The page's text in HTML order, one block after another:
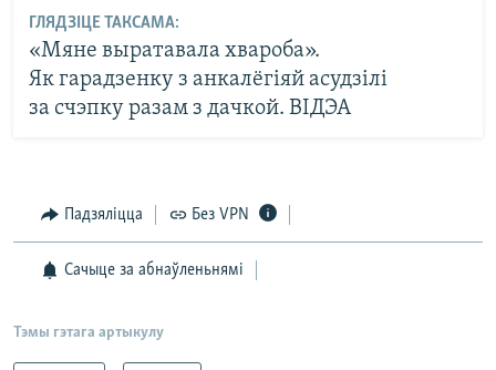
ГЛЯДЗІЦЕ ТАКСАМА:
«Мяне выратавала хвароба».
Як гарадзенку з анкалёгіяй асудзілі
за счэпку разам з дачкой. ВІДЭА
Падзяліцца Без VPN
Сачыце за абнаўленьнямі
Тэмы гэтага артыкулу